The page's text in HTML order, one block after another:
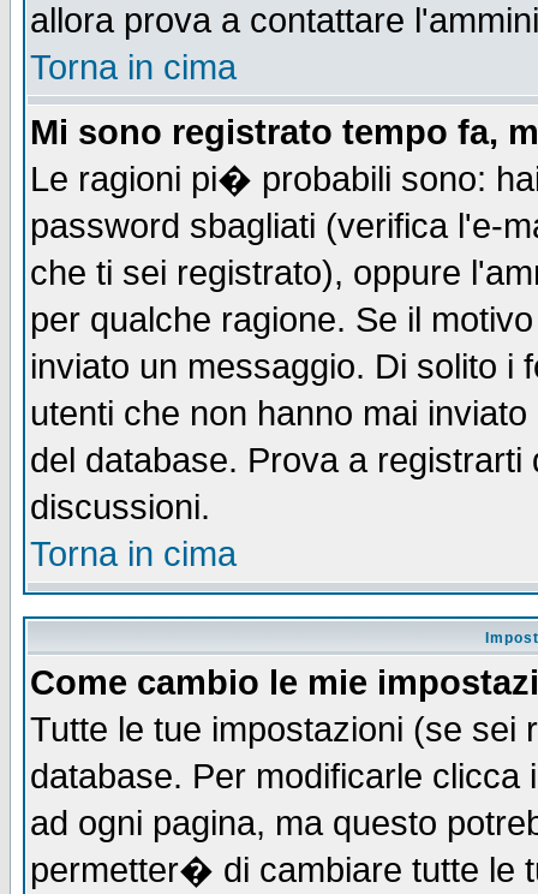
allora prova a contattare
Torna in cima
Mi sono registrato tempo fa,
Le ragioni pi� probabili sono:
password sbagliati (verifica l'e-
che ti sei registrato), oppure
per qualche ragione. Se il
inviato un messaggio. Di solito i
utenti che non hanno mai
del database. Prova a
discussioni.
Torna in cima
Come cambio le mie
Tutte le tue impostazioni (se sei
database. Per modificarle clicca
ad ogni pagina, ma questo
permetter� di cambiare tutte le